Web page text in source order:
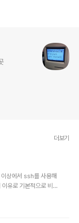
더보기
에서 ssh를 사용해
유로 기본적으로 비
을 줘서 알고리듬을